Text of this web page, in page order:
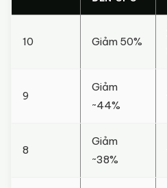
10 Giảm 50%
9
Giảm
~44%
8
Giảm
~38%